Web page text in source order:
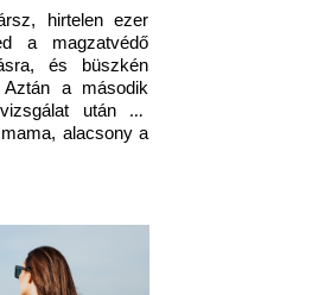
hirtelen ezer
a magzatvédő
és büszkén
a második
után az
alacsony a